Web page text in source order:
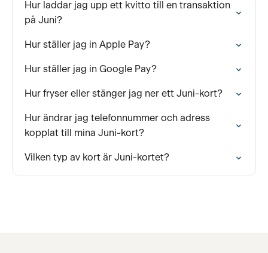
Hur laddar jag upp ett kvitto till en transaktion
på Juni?
Hur ställer jag in Apple Pay?
Hur ställer jag in Google Pay?
Hur fryser eller stänger jag ner ett Juni-kort?
Hur ändrar jag telefonnummer och adress
kopplat till mina Juni-kort?
Vilken typ av kort är Juni-kortet?